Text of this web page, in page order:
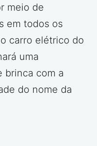
meio de
em todos os
carro elétrico do
uma
brinca com a
do nome da